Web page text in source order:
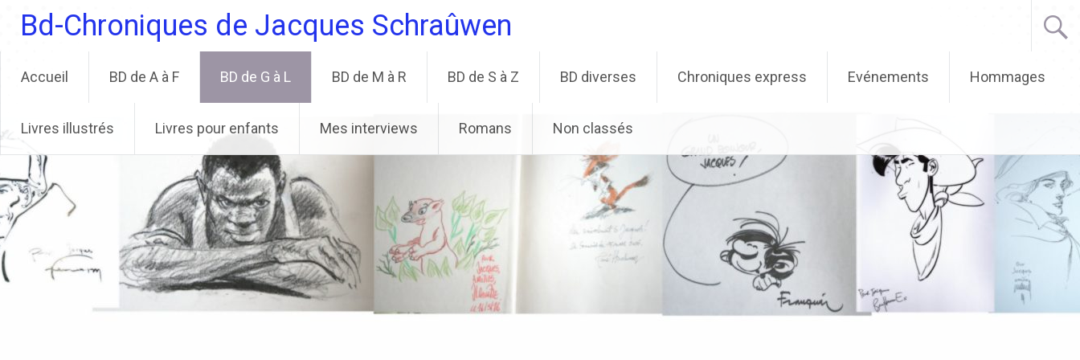
contenu
Bd-Chroniques de Jacques Schraûwen
Accueil BD de A à F BD de G à L BD de M à R BD de S à Z BD diverses Chroniques express Evénements Hommages
Livres illustrés Livres pour enfants Mes interviews Romans Non classés